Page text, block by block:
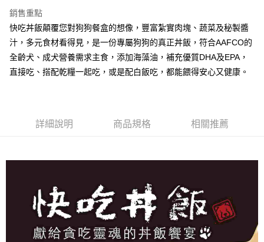
元大商業銀行
台新國際商業銀行
中國信託商業銀行
台灣樂天信用卡公司
Google Pay
全盈+PAY
大哥付你分期
相關說明
成交易。
1.分期款項不併入電信帳單，「大哥付你分期」於每月結算日後寄送繳費提
醒簡訊。
2.透過簡訊連結打開帳單後，可選擇「超商條碼／台灣大直營門市／銀行轉
帳／街口支付／iPASS MONEY」等通路繳費。
【關於「AFTEE先享後付」】
AFTEE先享後付是「在收到商品之後才付款」的支付方式。 讓您購物簡單
２．便利：只要手機號碼，簡訊認證，即可結帳。
【「AFTEE先享後付」結帳流程】
１．於結帳方式選擇「AFTEE先享後付」後，將跳轉至「AFTEE先享後付」
結帳頁面，進行簡訊認證並確認金額後，即可完成結帳。
２．訂單成立數日內，您將收到繳費通知簡訊。
３．收到繳費通知簡訊後14天內，點擊此簡訊中的連結，可透過四大超商／
ATM付款
本島宅配
每筆NT$95，滿NT$1,000(含以上)免運費
離島宅配
銷售重點
快吃丼飯顛覆您對狗狗餐盒的想像，豐富紮實肉塊、蔬菜及秘製醬
汁，多元食材看得見，是一份專屬狗狗的真正丼飯，符合AAFCO的
全齡犬、成犬營養需求主食，添加海藻油，補充優質DHA及EPA，
直接吃、搭配乾糧一起吃，或是配白飯吃，都能餵得安心又健康。
詳細說明 商品規格 相關推薦